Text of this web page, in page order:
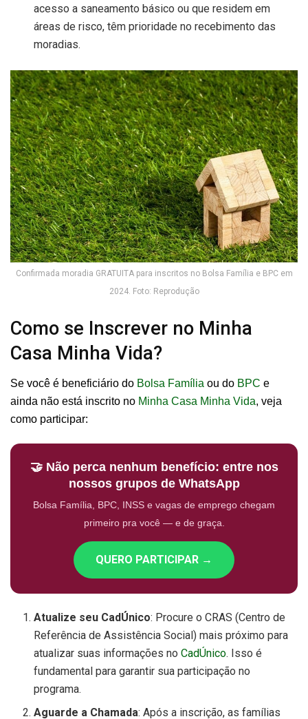
acesso a saneamento básico ou que residem em
áreas de risco, têm prioridade no recebimento das
moradias.
Confirmada moradia GRATUITA para inscritos no Bolsa Família e BPC em
2024. Foto: Reprodução
Como se Inscrever no Minha
Casa Minha Vida?
Se você é beneficiário do Bolsa Família ou do BPC e
ainda não está inscrito no Minha Casa Minha Vida, veja
como participar:
🤝 Não perca nenhum benefício: entre nos
nossos grupos de WhatsApp
Bolsa Família, BPC, INSS e vagas de emprego chegam
primeiro pra você — e de graça.
QUERO PARTICIPAR →
Atualize seu CadÚnico: Procure o CRAS (Centro de
Referência de Assistência Social) mais próximo para
atualizar suas informações noCadÚnico. Isso é
fundamental para garantir sua participação no
programa.
Aguarde a Chamada: Após a inscrição, as famílias